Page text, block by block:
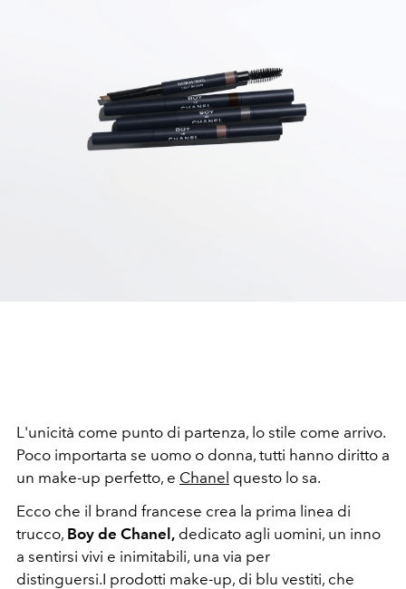
L'unicità come punto di partenza, lo stile come arrivo.
Poco importarta se uomo o donna, tutti hanno diritto a
un make-up perfetto, e Chanel questo lo sa.
Ecco che il brand francese crea la prima linea di
trucco, Boy de Chanel, dedicato agli uomini, un inno
a sentirsi vivi e inimitabili, una via per
distinguersi.I prodotti make-up, di blu vestiti, che